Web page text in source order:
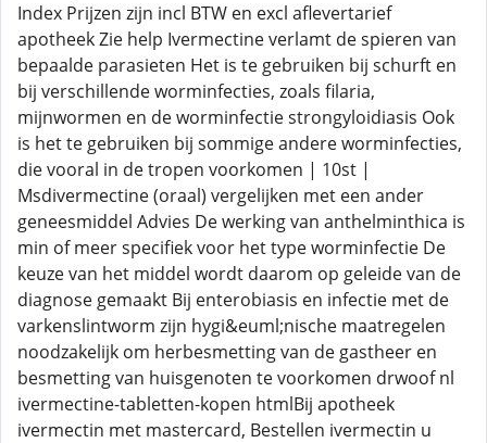
Index Prijzen zijn incl BTW en excl aflevertarief
apotheek Zie help Ivermectine verlamt de spieren van
bepaalde parasieten Het is te gebruiken bij schurft en
bij verschillende worminfecties, zoals filaria,
mijnwormen en de worminfectie strongyloidiasis Ook
is het te gebruiken bij sommige andere worminfecties,
die vooral in de tropen voorkomen | 10st |
Msdivermectine (oraal) vergelijken met een ander
geneesmiddel Advies De werking van anthelminthica is
min of meer specifiek voor het type worminfectie De
keuze van het middel wordt daarom op geleide van de
diagnose gemaakt Bij enterobiasis en infectie met de
varkenslintworm zijn hygi&euml;nische maatregelen
noodzakelijk om herbesmetting van de gastheer en
besmetting van huisgenoten te voorkomen drwoof nl
ivermectine-tabletten-kopen htmlBij apotheek
ivermectin met mastercard, Bestellen ivermectin u